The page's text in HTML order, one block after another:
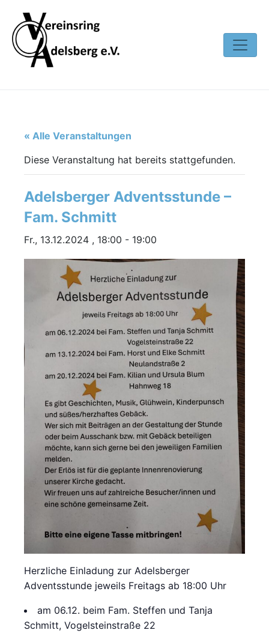
« Alle Veranstaltungen
Diese Veranstaltung hat bereits stattgefunden.
Adelsberger Adventsstunde –
Fam. Schmitt
Fr., 13.12.2024 , 18:00 - 19:00
Herzliche Einladung zur Adelsberger
Adventsstunde jeweils Freitags ab 18:00 Uhr
am 06.12. beim Fam. Steffen und Tanja
Schmitt, Vogelsteinstraße 22